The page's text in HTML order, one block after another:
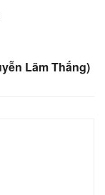
Lãm Thắng)